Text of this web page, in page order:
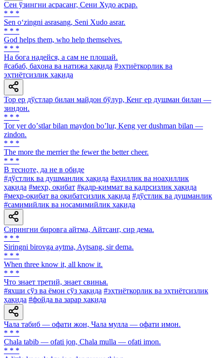
Сен ўзингни асрасанг, Сени Худо асрар.
* * *
Sen o‘zingni asrasang, Seni Xudo asrar.
* * *
God helps them, who help themselves.
* * *
На бога надейся, а сам не плошай.
#сабаб, баҳона ва натижа ҳақида #эҳтиёткорлик ва
эҳтиётсизлик ҳақида
Тор ер дўстлар билан майдон бўлур, Кенг ер душман билан —
зиндон.
* * *
Tor yer doʼstlar bilan maydon boʼlur, Keng yer dushman bilan —
zindon.
* * *
The more the merrier the fewer the better cheer.
* * *
В тесноте, да не в обиде
#дўстлик ва душманлик ҳақида #аҳиллик ва ноаҳиллик
ҳақида #меҳр, оқибат #қадр-қиммат ва қадрсизлик ҳақида
#меҳр-оқибат ва оқибатсизлик ҳақида #дўстлик ва душманлик
#самимийлик ва носамимийлик ҳақида
Сирингни бировга айтма, Айтсанг, сир дема.
* * *
Siringni birovga aytma, Aytsang, sir dema.
* * *
When three know it, all know it.
* * *
Что знает третий, знает свинья.
#яхши сўз ва ёмон сўз ҳақида #эҳтиёткорлик ва эҳтиётсизлик
ҳақида #фойда ва зарар ҳақида
Чала табиб — офати жон, Чала мулла — офати имон.
* * *
Chala tabib — ofati jon, Chala mulla — ofati imon.
* * *